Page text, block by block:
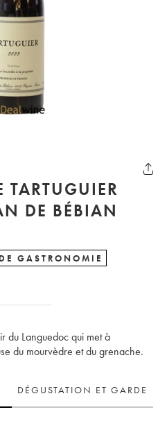
TARTUGUIER
DE BÉBIAN
GASTRONOMIE
du Languedoc qui met à
du mourvèdre et du grenache.
DÉGUSTATION ET GARDE